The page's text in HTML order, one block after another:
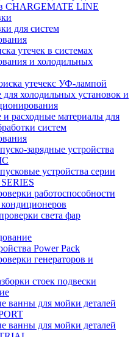
CHARGEMATE LINE
для систем
утечек в системах
и холодильных
утечекс УФ-лампой
холодильных установок и
расходные материалы для
систем
зарядные устройства
устройства серии
работоспособности
света фар
Power Pack
генераторов и
стоек подвески
ванны для мойки деталей
ванны для мойки деталей